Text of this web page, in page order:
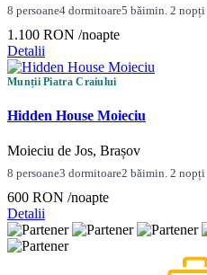
8 persoane4 dormitoare5 băimin. 2 nopți
1.100 RON /noapte
Detalii
Munții Piatra Craiului
Hidden House Moieciu
Moieciu de Jos, Brașov
8 persoane3 dormitoare2 băimin. 2 nopți
600 RON /noapte
Detalii